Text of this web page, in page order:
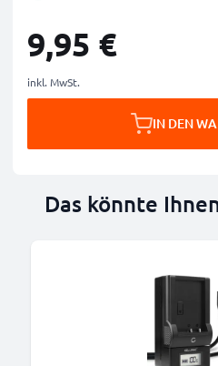
9,95 €
inkl. MwSt.
IN DEN
Das könnte